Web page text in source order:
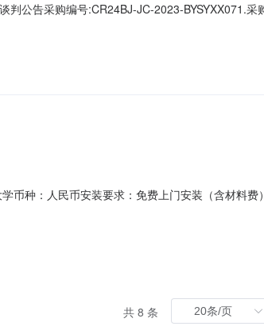
公告采购编号:CR24BJ-JC-2023-BYSYXX071.采
验学校建设项目，根据市场资源境况，为本施工
币种：人民币安装要求：免费上门安装（含材料费
格最低，比较材料见附件；4、经费不足部分由合
共 8 条